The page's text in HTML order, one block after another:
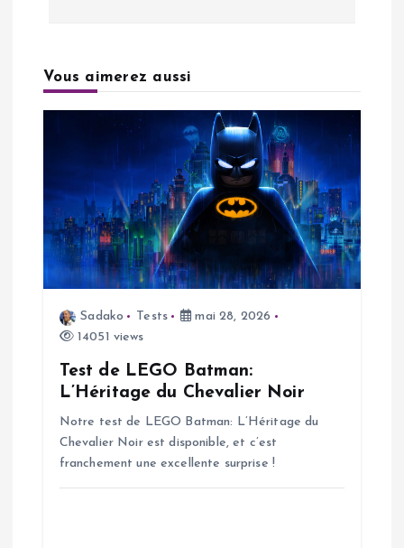
g
t
o
Vous aimerez aussi
Sadako Tests
mai 28, 2026
14051 views
Test de LEGO Batman:
L’Héritage du Chevalier Noir
Notre test de LEGO Batman: L’Héritage du
Chevalier Noir est disponible, et c’est
franchement une excellente surprise !